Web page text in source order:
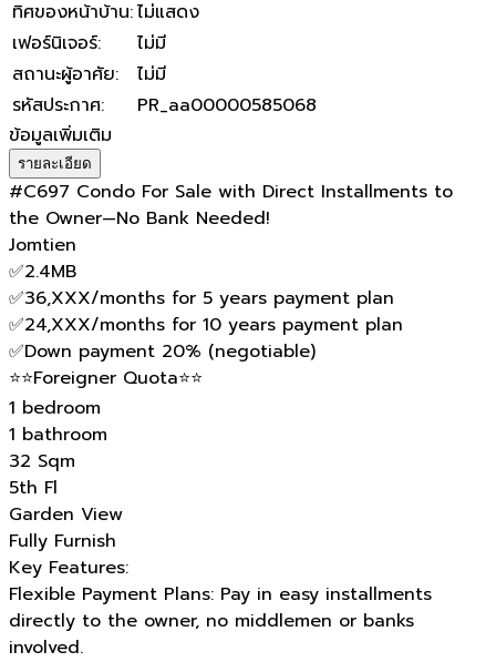
ทิศของหน้าบ้าน:ไม่แสดง
เฟอร์นิเจอร์:
ไม่มี
สถานะผู้อาศัย:
ไม่มี
รหัสประกาศ:
PR_aa00000585068
ข้อมูลเพิ่มเติม
รายละเอียด
#C697 Condo For Sale with Direct Installments to
the Owner—No Bank Needed!
Jomtien
✅2.4MB
✅36,XXX/months for 5 years payment plan
✅24,XXX/months for 10 years payment plan
✅Down payment 20% (negotiable)
⭐⭐Foreigner Quota⭐⭐
1 bedroom
1 bathroom
32 Sqm
5th Fl
Garden View
Fully Furnish
Key Features:
Flexible Payment Plans: Pay in easy installments
directly to the owner, no middlemen or banks
involved.